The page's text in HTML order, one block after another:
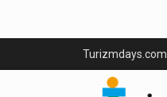
Turizmdays.com